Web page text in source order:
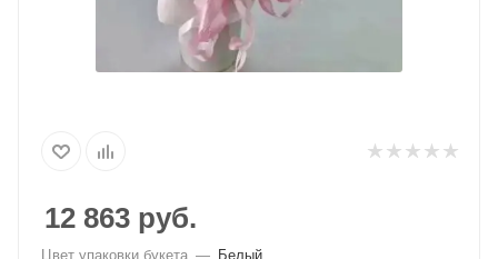
12 863 руб.
Цвет упаковки букета — Белый